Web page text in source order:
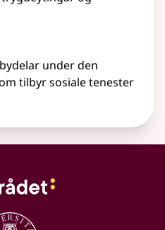
under den
tilbyr sosiale tenester